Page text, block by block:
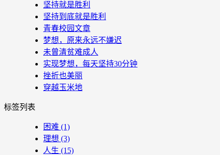
坚持就是胜利
坚持到底就是胜利
青春校园文章
梦想，原来永远不嫌迟
未曾清贫难成人
实现梦想，每天坚持30分钟
挫折也美丽
穿越玉米地
标签列表
困难 (1)
理想 (3)
人生 (15)